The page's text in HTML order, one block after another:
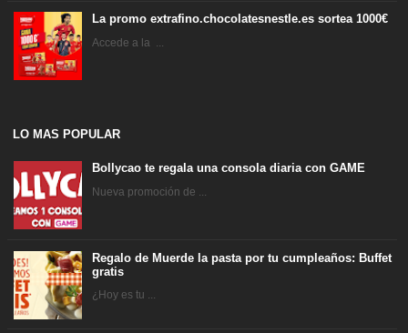
La promo extrafino.chocolatesnestle.es sortea 1000€
Accede a la ...
LO MAS POPULAR
Bollycao te regala una consola diaria con GAME
Nueva promoción de ...
Regalo de Muerde la pasta por tu cumpleaños: Buffet
gratis
¿Hoy es tu ...